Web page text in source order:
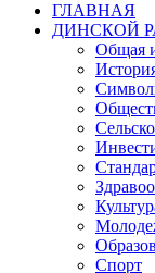
ГЛАВНАЯ
ДИНСКОЙ
Общая
Спорт